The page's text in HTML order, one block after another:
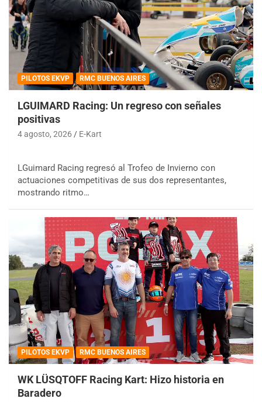
PILOTOS EKVP RMC BUENOS AIRES
LGUIMARD Racing: Un regreso con señales
positivas
4 agosto, 2026 E-Kart
LGuimard Racing regresó al Trofeo de Invierno con
actuaciones competitivas de sus dos representantes,
mostrando ritmo…
PILOTOS EKVP RMC BUENOS AIRES
WK LÜSQTOFF Racing Kart: Hizo historia en
Baradero